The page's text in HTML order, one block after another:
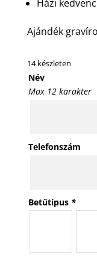
Házi
Ajándék
14 készleten
Név
Max 12 karakter
Telefonszám
Betűtípus *